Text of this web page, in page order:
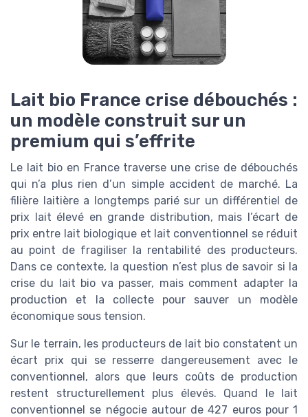
Lait bio France crise débouchés :
un modèle construit sur un
premium qui s’effrite
Le lait bio en France traverse une crise de débouchés
qui n’a plus rien d’un simple accident de marché. La
filière laitière a longtemps parié sur un différentiel de
prix lait élevé en grande distribution, mais l’écart de
prix entre lait biologique et lait conventionnel se réduit
au point de fragiliser la rentabilité des producteurs.
Dans ce contexte, la question n’est plus de savoir si la
crise du lait bio va passer, mais comment adapter la
production et la collecte pour sauver un modèle
économique sous tension.
Sur le terrain, les producteurs de lait bio constatent un
écart prix qui se resserre dangereusement avec le
conventionnel, alors que leurs coûts de production
restent structurellement plus élevés. Quand le lait
conventionnel se négocie autour de 427 euros pour 1